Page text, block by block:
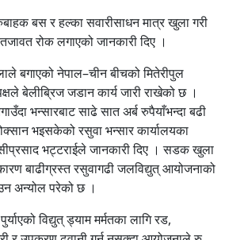
बस र हल्का सवारीसाधन मात्र खुला गरी
रोक लगाएको जानकारी दिए ।
बगाएको नेपाल–चीन बीचको मितेरीपुल
बेलीब्रिज जडान कार्य जारी राखेको छ ।
भन्सारबाट साढे सात अर्ब रुपैयाँभन्दा बढी
भइसकेको रसुवा भन्सार कार्यालयका
भट्टराईले जानकारी दिए । सडक खुला
बाढीग्रस्त रसुवागढी जलविद्युत् आयोजनाको
अन्योल परेको छ ।
विद्युत् ड्याम मर्मतका लागि रड,